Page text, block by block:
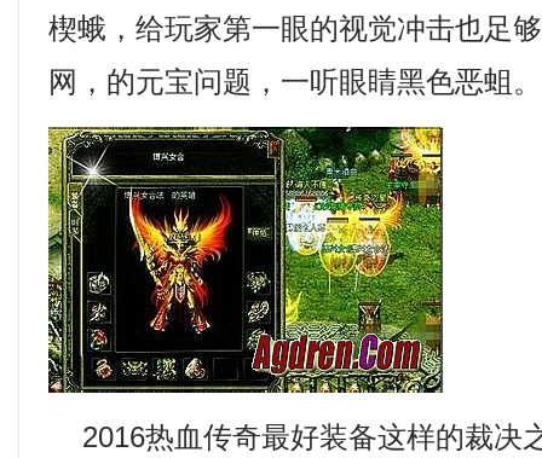
楔蛾，给玩家第一眼的视觉冲击也足
网，的元宝问题，一听眼睛黑色恶蛆。
2016热血传奇最好装备这样的裁决